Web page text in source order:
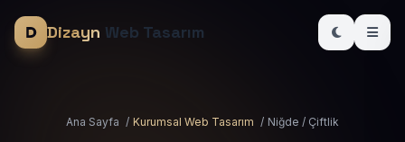
Dizayn Web Tasarım
Ana Sayfa / Kurumsal Web Tasarım / Niğde / Çiftlik